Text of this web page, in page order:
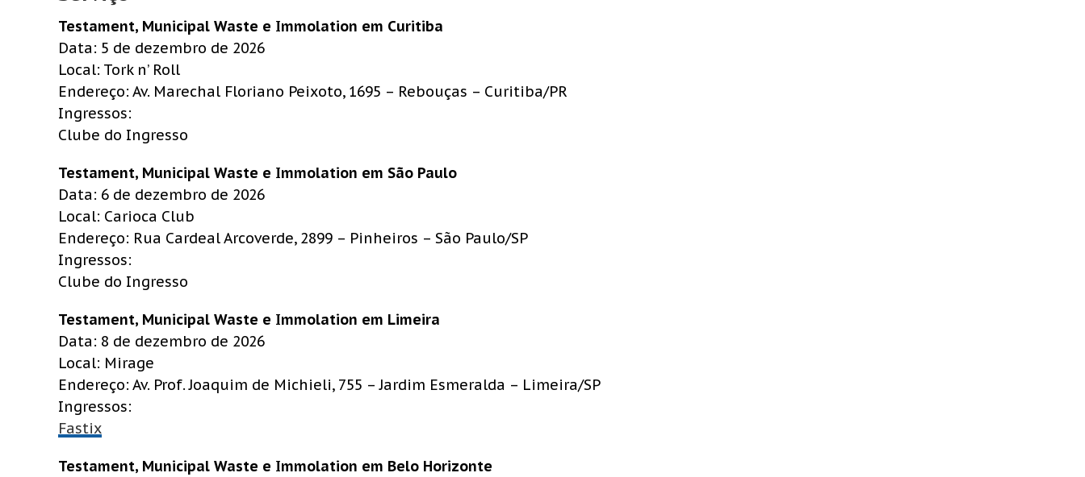
Testament, Municipal Waste e Immolation em Curitiba
Data: 5 de dezembro de 2026
Local: Tork n’ Roll
Endereço: Av. Marechal Floriano Peixoto, 1695 – Rebouças – Curitiba/PR
Ingressos:
Clube do Ingresso
Testament, Municipal Waste e Immolation em São Paulo
Data: 6 de dezembro de 2026
Local: Carioca Club
Endereço: Rua Cardeal Arcoverde, 2899 – Pinheiros – São Paulo/SP
Ingressos:
Clube do Ingresso
Testament, Municipal Waste e Immolation em Limeira
Data: 8 de dezembro de 2026
Local: Mirage
Endereço: Av. Prof. Joaquim de Michieli, 755 – Jardim Esmeralda – Limeira/SP
Ingressos:
Fastix
Testament, Municipal Waste e Immolation em Belo Horizonte